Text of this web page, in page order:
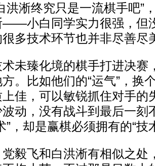
洪淅终究只是一流棋手吧”
——小白同学实力很强，但
多技术环节也并非尽善尽
臻化境的棋手打进决赛
。比如他们的“运气”，换
佳，可以敏锐抓住对手的
动，没有战斗到最后一刻
”，却是赢棋必须拥有的“技
飞和白洪淅有相似之处